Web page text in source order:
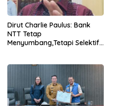
Dirut Charlie Paulus: Bank
NTT Tetap
Menyumbang,Tetapi Selektif